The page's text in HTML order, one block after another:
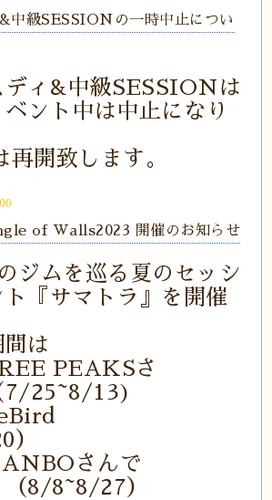
中級SESSIONの一時中止につい
ディ&中級SESSIONは
ント中は中止になり
開致します。
of Walls2023 開催のお知らせ
ジムを巡る夏のセッシ
ト『サマトラ』を開催
は
PEAKSさ
13)
BlueBird
）
さんで
8~8/27）